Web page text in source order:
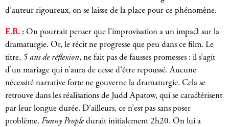
d’auteur rigoureux, on se laisse de la place pour ce phénomène.
E.B. : On pourrait penser que l’improvisation a un impact sur la
dramaturgie. Or, le récit ne progresse que peu dans ce film. Le
titre, 5 ans de réflexion, ne fait pas de fausses promesses : il s’agit
d’un mariage qui n’aura de cesse d’être repoussé. Aucune
nécessité narrative forte ne gouverne la dramaturgie. Cela se
retrouve dans les réalisations de Judd Apatow, qui se caractérisent
par leur longue durée. D’ailleurs, ce n’est pas sans poser
problème. Funny Peopledurait initialement 2h20. On lui a